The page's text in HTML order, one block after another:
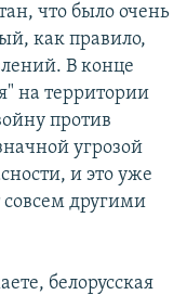
что было очень
как правило,
В конце
на территории
против
угрозой
и это уже
совсем другими
белорусская